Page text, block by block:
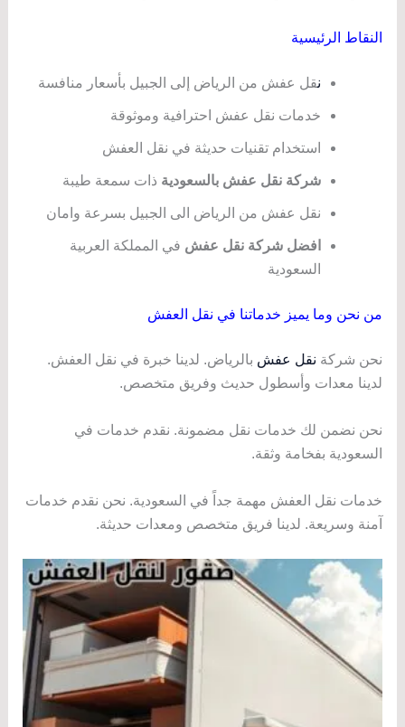
النقاط الرئيسية
نقل عفش من الرياض إلى الجبيل بأسعار منافسة
خدمات نقل عفش احترافية وموثوقة
استخدام تقنيات حديثة في نقل العفش
شركة نقل عفش بالسعودية ذات سمعة طيبة
نقل عفش من الرياض الى الجبيل بسرعة وامان
افضل شركة نقل عفش في المملكة العربية
السعودية
من نحن وما يميز خدماتنا في نقل العفش
نحن شركة نقل عفش بالرياض. لدينا خبرة في نقل العفش.
لدينا معدات وأسطول حديث وفريق متخصص.
نحن نضمن لك خدمات نقل مضمونة. نقدم خدمات في
السعودية بفخامة وثقة.
خدمات نقل العفش مهمة جداً في السعودية. نحن نقدم خدمات
آمنة وسريعة. لدينا فريق متخصص ومعدات حديثة.